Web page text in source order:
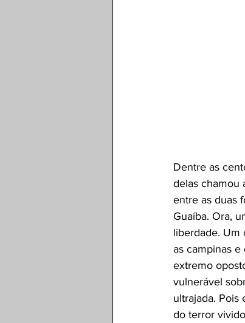
Dentre as
delas chamou
entre as duas
Guaíba. Ora,
liberdade. Um
as campinas e
extremo
vulnerável
ultrajada. Pois
do terror